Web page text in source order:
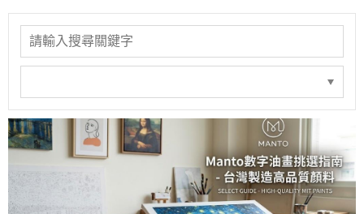
看？為什麼 18 色
梵谷比 36 色風景
難？專家教你用
掛輕鬆上手！